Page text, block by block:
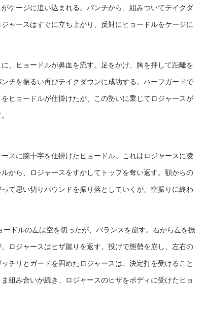
ケージに追い込まれる。パンチから、組みついてテイクダ
ャースはすぐに立ち上がり、反対にヒョードルをケージに
、ヒョードルが鼻血を流す。足をかけ、胸を押して距離を
チを振るい再びテイクダウンに成功する。ハーフガードで
ヒョードルが仕掛けたが、この勢いに乗じてロジャースが
スに腕十字を仕掛けたヒョードル。これはロジャースに凌
から、ロジャースをすかしてトップを奪い返す。額からの
て思い切りパウンドを振り落としていくが、空振りに終わ
ドルの左は空を切ったが、バランスを崩す。右から左を振
ロジャースはヒザ蹴りを返す。投げで態勢を崩し、左右の
チリとガードを固めたロジャースは、決定打を受けること
組み合いが続き、ロジャースのヒザをボディに受けたヒョ